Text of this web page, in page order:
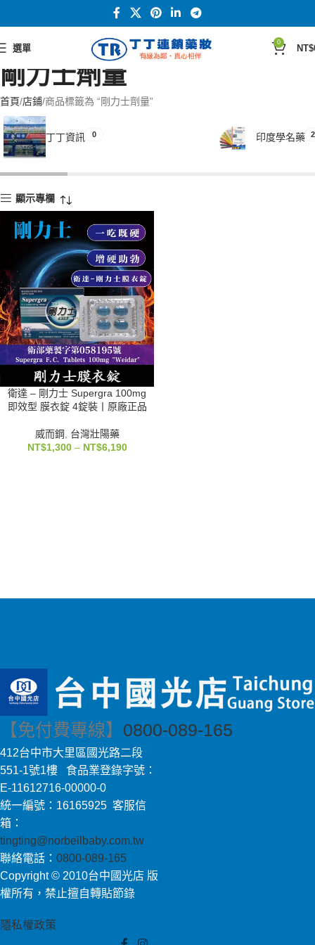
選單
0
NT$
剛力士劑量
首頁 店鋪 商品標籤為 “剛力士劑量”
丁丁資訊 0 印度學名藥
顯示專欄
衛達 – 剛力士 Supergra 100mg
即效型 膜衣錠 4錠裝丨原廠正品
威而鋼, 台灣壯陽藥
NT$1,300 – NT$6,190
【免付費專線】 0800-089-165
412台中市大里區國光路二段
551-1號1樓 食品業登錄字號：
E-11612716-00000-0
統一編號：16165925 客服信
箱：
tingting@norbeilbaby.com.tw
聯絡電話： 0800-089-165
Copyright © 2010台中國光店 版
權所有，禁止擅自轉貼節錄
隱私權政策